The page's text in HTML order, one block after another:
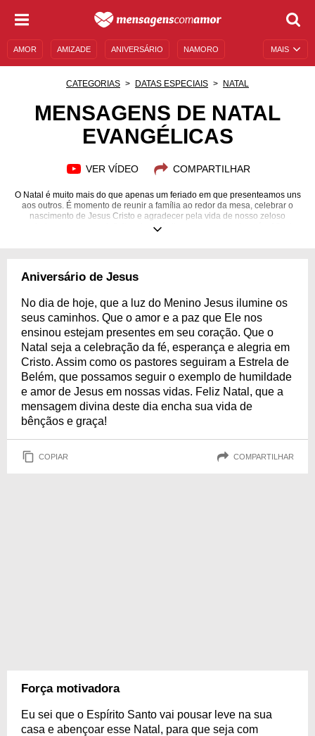
MAIS
AMOR AMIZADE ANIVERSÁRIO NAMORO
MENSAGENS E FRASES MENSAGENS DE ANIVERSÁRIO
CATEGORIAS DATAS ESPECIAIS NATAL
MENSAGENS DE NATAL
EVANGÉLICAS
VER VÍDEO COMPARTILHAR
O Natal é muito mais do que apenas um feriado em que presenteamos uns
aos outros. É momento de reunir a família ao redor da mesa, celebrar o
nascimento de Jesus Cristo e agradecer pela vida de nosso zeloso
guardador que, em sua infinita misericórdia, morreu por todos nós. Afinal, o
Temos mensagens de Natal evangélicas que sintetizam todo o sentimento
Aniversário de Jesus
No dia de hoje, que a luz do Menino Jesus ilumine os
seus caminhos. Que o amor e a paz que Ele nos
ensinou estejam presentes em seu coração. Que o
Natal seja a celebração da fé, esperança e alegria em
Cristo. Assim como os pastores seguiram a Estrela de
Belém, que possamos seguir o exemplo de humildade
e amor de Jesus em nossas vidas. Feliz Natal, que a
mensagem divina deste dia encha sua vida de
bênçãos e graça!
COPIAR COMPARTILHAR
Força motivadora
Eu sei que o Espírito Santo vai pousar leve na sua
casa e abençoar esse Natal, para que seja com